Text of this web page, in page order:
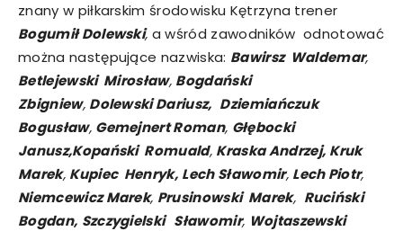
znany w piłkarskim środowisku Kętrzyna trener
Bogumił Dolewski, a wśród zawodników odnotować
można następujące nazwiska: Bawirsz Waldemar,
Betlejewski Mirosław, Bogdański
Zbigniew, Dolewski Dariusz, Dziemiańczuk
Bogusław, Gemejnert Roman, Głębocki
Janusz,Kopański Romuald, Kraska Andrzej, Kruk
Marek, Kupiec Henryk, Lech Sławomir, Lech Piotr,
Niemcewicz Marek, Prusinowski Marek, Ruciński
Bogdan, Szczygielski Sławomir, Wojtaszewski